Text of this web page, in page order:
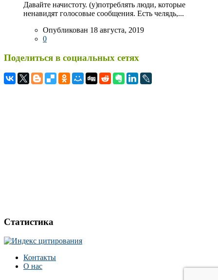
Давайте начистоту. (у)потреблять люди, которые
ненавидят голосовые сообщения. Есть челядь,...
Опубликован 18 августа, 2019
0
Поделиться в социальных сетях
Статистика
Контакты
О нас